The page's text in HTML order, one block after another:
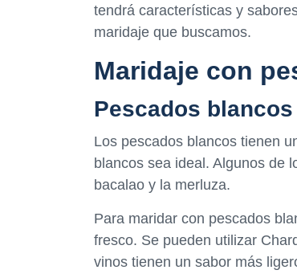
tendrá características y
maridaje que buscamos.
Maridaje con
Pescados blancos
Los pescados blancos tienen
blancos sea ideal. Algunos de
bacalao y la merluza.
Para maridar con pescados
fresco. Se pueden utilizar
vinos tienen un sabor más